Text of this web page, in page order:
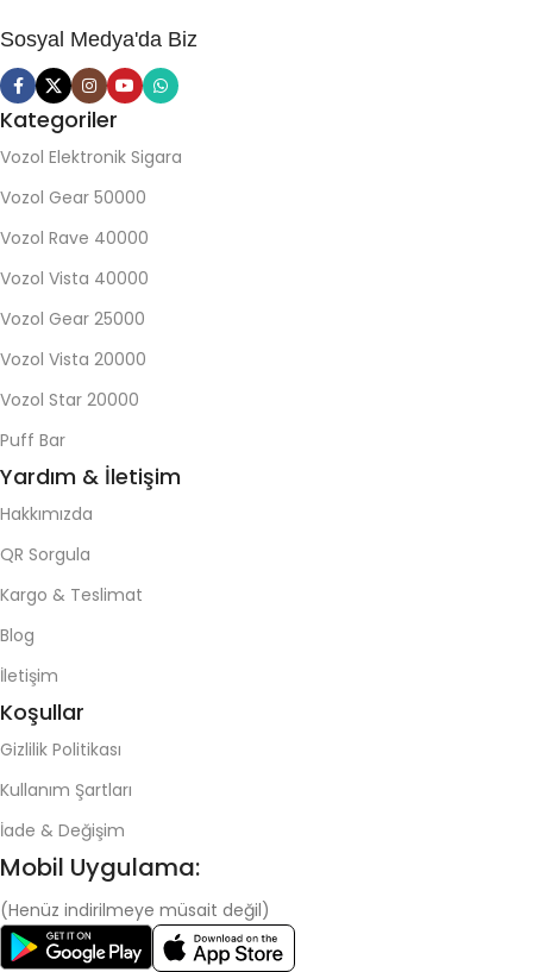
Sosyal Medya'da Biz
Kategoriler
Vozol Elektronik Sigara
Vozol Gear 50000
Vozol Rave 40000
Vozol Vista 40000
Vozol Gear 25000
Vozol Vista 20000
Vozol Star 20000
Puff Bar
Yardım & İletişim
Hakkımızda
QR Sorgula
Kargo & Teslimat
Blog
İletişim
Koşullar
Gizlilik Politikası
Kullanım Şartları
İade & Değişim
Mobil Uygulama:
(Henüz indirilmeye müsait değil)